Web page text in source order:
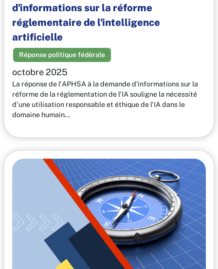
d'informations sur la réforme
réglementaire de l'intelligence
artificielle
Réponse politique fédérale
octobre 2025
La réponse de l'APHSA à la demande d'informations sur la
réforme de la réglementation de l'IA souligne la nécessité
d'une utilisation responsable et éthique de l'IA dans le
domaine humain…